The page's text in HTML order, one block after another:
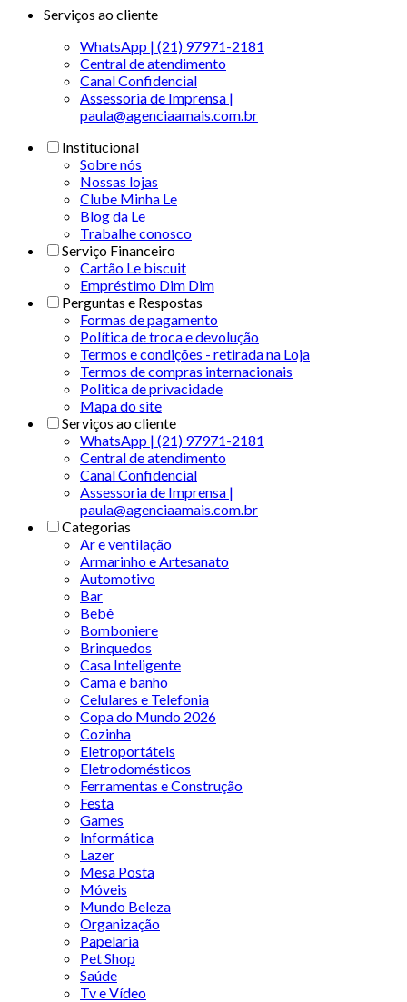
Serviços ao cliente
WhatsApp | (21) 97971-2181
Central de atendimento
Canal Confidencial
Assessoria de Imprensa |
paula@agenciaamais.com.br
Institucional
Sobre nós
Nossas lojas
Clube Minha Le
Blog da Le
Trabalhe conosco
Serviço Financeiro
Cartão Le biscuit
Empréstimo Dim Dim
Perguntas e Respostas
Formas de pagamento
Política de troca e devolução
Termos e condições - retirada na Loja
Termos de compras internacionais
Politica de privacidade
Mapa do site
Serviços ao cliente
WhatsApp | (21) 97971-2181
Central de atendimento
Canal Confidencial
Assessoria de Imprensa |
paula@agenciaamais.com.br
Categorias
Ar e ventilação
Armarinho e Artesanato
Automotivo
Bar
Bebê
Bomboniere
Brinquedos
Casa Inteligente
Cama e banho
Celulares e Telefonia
Copa do Mundo 2026
Cozinha
Eletroportáteis
Eletrodomésticos
Ferramentas e Construção
Festa
Games
Informática
Lazer
Mesa Posta
Móveis
Mundo Beleza
Organização
Papelaria
Pet Shop
Saúde
Tv e Vídeo